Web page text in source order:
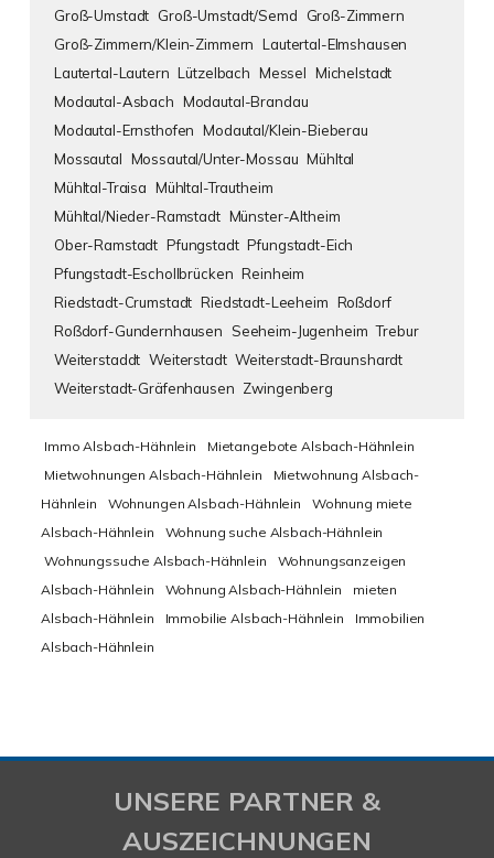
Groß-Umstadt Groß-Umstadt/Semd
Groß-Zimmern
Groß-Zimmern/Klein-Zimmern Lautertal-Elmshausen
Lautertal-Lautern Lützelbach Messel Michelstadt
Modautal-Asbach Modautal-Brandau
Modautal-Ernsthofen Modautal/Klein-Bieberau
Mossautal Mossautal/Unter-Mossau Mühltal
Mühltal-Traisa Mühltal-Trautheim
Mühltal/Nieder-Ramstadt Münster-Altheim
Ober-Ramstadt Pfungstadt Pfungstadt-Eich
Pfungstadt-Eschollbrücken Reinheim
Riedstadt-Crumstadt Riedstadt-Leeheim Roßdorf
Roßdorf-Gundernhausen Seeheim-Jugenheim Trebur
Weiterstaddt Weiterstadt Weiterstadt-Braunshardt
Weiterstadt-Gräfenhausen Zwingenberg
Immo Alsbach-Hähnlein
Mietangebote Alsbach-Hähnlein
Mietwohnungen Alsbach-Hähnlein
Mietwohnung Alsbach-
Hähnlein
Wohnungen Alsbach-Hähnlein
Wohnung miete
Alsbach-Hähnlein
Wohnung suche Alsbach-Hähnlein
Wohnungssuche Alsbach-Hähnlein
Wohnungsanzeigen
Alsbach-Hähnlein
Wohnung Alsbach-Hähnlein
mieten
Alsbach-Hähnlein
Immobilie Alsbach-Hähnlein
Immobilien
Alsbach-Hähnlein
UNSERE PARTNER &
AUSZEICHNUNGEN